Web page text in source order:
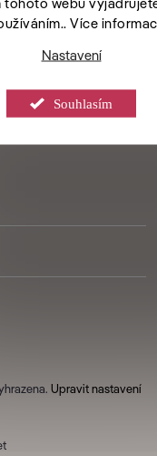
Více
Nastavení
Souhlasím
Upravit nastavení